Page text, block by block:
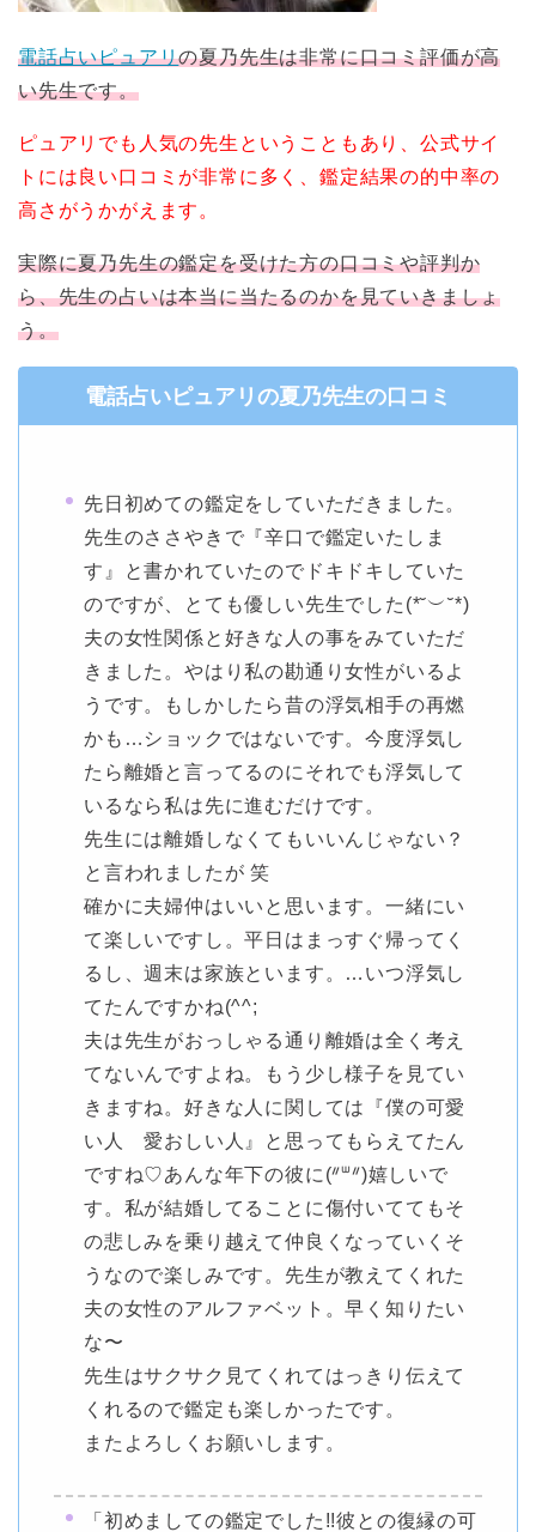
電話占いピュアリの夏乃先生は非常に口コミ評価が高
い先生です。
ピュアリでも人気の先生ということもあり、公式サイ
トには良い口コミが非常に多く、鑑定結果の的中率の
高さがうかがえます。
実際に夏乃先生の鑑定を受けた方の口コミや評判か
ら、先生の占いは本当に当たるのかを見ていきましょ
う。
電話占いピュアリの夏乃先生の口コミ
先日初めての鑑定をしていただきました。
先生のささやきで『辛口で鑑定いたしま
す』と書かれていたのでドキドキしていた
のですが、とても優しい先生でした(*˘︶˘*)
夫の女性関係と好きな人の事をみていただ
きました。やはり私の勘通り女性がいるよ
うです。もしかしたら昔の浮気相手の再燃
かも…ショックではないです。今度浮気し
たら離婚と言ってるのにそれでも浮気して
いるなら私は先に進むだけです。
先生には離婚しなくてもいいんじゃない？
と言われましたが 笑
確かに夫婦仲はいいと思います。一緒にい
て楽しいですし。平日はまっすぐ帰ってく
るし、週末は家族といます。…いつ浮気し
てたんですかね(^^;
夫は先生がおっしゃる通り離婚は全く考え
てないんですよね。もう少し様子を見てい
きますね。好きな人に関しては『僕の可愛
い人 愛おしい人』と思ってもらえてたん
ですね♡あんな年下の彼に(ᐥᐜᐥ)嬉しいで
す。私が結婚してることに傷付いててもそ
の悲しみを乗り越えて仲良くなっていくそ
うなので楽しみです。先生が教えてくれた
夫の女性のアルファベット。早く知りたい
な〜
先生はサクサク見てくれてはっきり伝えて
くれるので鑑定も楽しかったです。
またよろしくお願いします。
「初めましての鑑定でした!!彼との復縁の可